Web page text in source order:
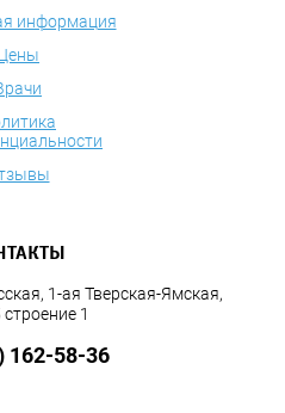
информация
1-ая Тверская-Ямская,
1
162-58-36